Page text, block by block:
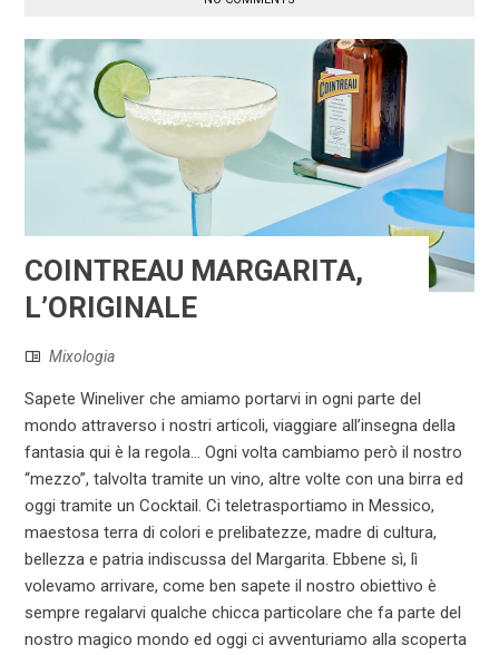
COINTREAU MARGARITA,
L’ORIGINALE
Mixologia
Sapete Wineliver che amiamo portarvi in ogni parte del
mondo attraverso i nostri articoli, viaggiare all’insegna della
fantasia qui è la regola… Ogni volta cambiamo però il nostro
“mezzo”, talvolta tramite un vino, altre volte con una birra ed
oggi tramite un Cocktail. Ci teletrasportiamo in Messico,
maestosa terra di colori e prelibatezze, madre di cultura,
bellezza e patria indiscussa del Margarita. Ebbene sì, lì
volevamo arrivare, come ben sapete il nostro obiettivo è
sempre regalarvi qualche chicca particolare che fa parte del
nostro magico mondo ed oggi ci avventuriamo alla scoperta